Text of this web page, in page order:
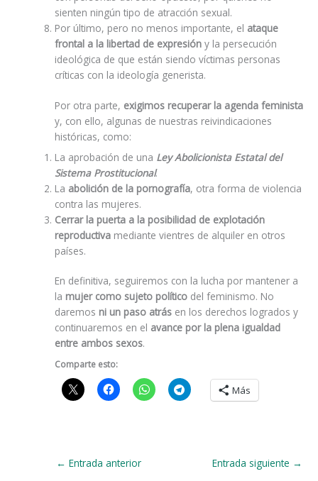
sienten ningún tipo de atracción sexual.
Por último, pero no menos importante, el ataque
frontal a la libertad de expresióny la persecución
ideológica de que están siendo víctimas personas
críticas con la ideología generista.
Por otra parte, exigimos recuperar la agenda feminista
y, con ello, algunas de nuestras reivindicaciones
históricas, como:
La aprobación de una Ley Abolicionista Estatal del
Sistema Prostitucional.
La abolición de la pornografía, otra forma de violencia
contra las mujeres.
Cerrar la puerta a la posibilidad de explotación
reproductiva mediante vientres de alquiler en otros
países.
En definitiva, seguiremos con la lucha por mantener a
la mujer como sujeto político del feminismo. No
daremos ni un paso atrás en los derechos logrados y
continuaremos en el avance por la plena igualdad
entre ambos sexos.
Comparte esto:
Más
← Entrada anterior Entrada siguiente →